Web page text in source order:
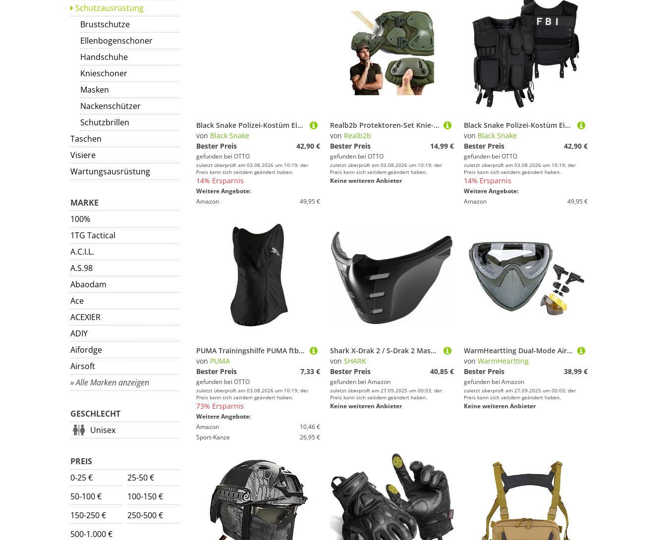
Schutzausrüstung
Brustschutze
Ellenbogenschoner
Handschuhe
Knieschoner
Masken
Nackenschützer
Schutzbrillen
Taschen
Visiere
Wartungsausrüstung
MARKE
100%
1TG Tactical
A.C.I.L.
A.S.98
Abaodam
Ace
ACEXIER
ADIY
Aifordge
Airsoft
» Alle Marken anzeigen
GESCHLECHT
Unisex
PREIS
0-25 €
25-50 €
50-100 €
100-150 €
150-250 €
250-500 €
500-1.000 €
Black Snake Polizei-Kostüm Einsatzweste - Karnavalskostüm - Agentenkostüm, SWAT/FBI/DEA/Security Einsatzweste
von Black Snake
Bester Preis
42,90 €
gefunden bei OTTO
zuletzt überprüft am 03.08.2026 um 10:19; der
Preis kann sich seitdem geändert haben.
14% Ersparnis
Weitere Angebote:
Amazon
49,95 €
Realb2b Protektoren-Set Knie- und Ellbogenschoner für Airsoft, Paintball & Sportarten. (Taktische Schutzausrüstung für Sport & Outdoor-Einsätze., Enthält 2 Knieschoner & 2 Ellbogenschoner für maximalen Schutz), Robuste Schalen, Altalock-Schnallen, hohe Stoßdämpfung.
von Realb2b
Bester Preis
14,99 €
gefunden bei OTTO
zuletzt überprüft am 03.08.2026 um 10:19; der
Preis kann sich seitdem geändert haben.
Keine weiteren Anbieter
Black Snake Polizei-Kostüm Einsatzweste - Karnavalskostüm - Agentenkostüm, SWAT/FBI/DEA/Security Einsatzweste
von Black Snake
Bester Preis
42,90 €
gefunden bei OTTO
zuletzt überprüft am 03.08.2026 um 10:19; der
Preis kann sich seitdem geändert haben.
14% Ersparnis
Weitere Angebote:
Amazon
49,95 €
PUMA Trainingshilfe PUMA ftblNXT Face Mask Neckwarmer Neckwarmer
von PUMA
Bester Preis
7,33 €
gefunden bei OTTO
zuletzt überprüft am 03.08.2026 um 10:19; der
Preis kann sich seitdem geändert haben.
73% Ersparnis
Weitere Angebote:
Amazon
10,46 €
Sport-Kanze
26,95 €
Shark X-Drak 2 / S-Drak 2 Maske (Black/Chrome,One Size)
von SHARK
Bester Preis
40,85 €
gefunden bei Amazon
zuletzt überprüft am 27.09.2025 um 00:03; der
Preis kann sich seitdem geändert haben.
Keine weiteren Anbieter
WarmHeartting Dual-Mode Airsoft Paintball Maske Vollgesichtsmaske Stahlgewebe Maske mit 3 austauschbaren Brillengläsern, schnelles taktisches Helmzubehör
von WarmHeartting
Bester Preis
38,99 €
gefunden bei Amazon
zuletzt überprüft am 27.09.2025 um 00:03; der
Preis kann sich seitdem geändert haben.
Keine weiteren Anbieter